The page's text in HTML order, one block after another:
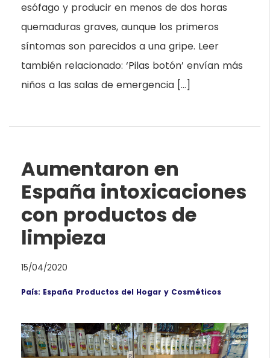
esófago y producir en menos de dos horas
quemaduras graves, aunque los primeros
síntomas son parecidos a una gripe. Leer
también relacionado: ‘Pilas botón’ envían más
niños a las salas de emergencia […]
Aumentaron en
España intoxicaciones
con productos de
limpieza
15/04/2020
País: España Productos del Hogar y Cosméticos